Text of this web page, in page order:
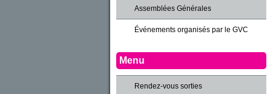
Assemblées Générales
Événements organisés par le GVC
Menu
Rendez-vous sorties